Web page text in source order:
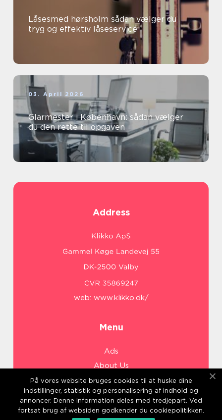
Låsesmed hørsholm sådan vælger du
tryg og effektiv låseservice
03. April 2026
Glarmester i København: sådan vælger
du den rette til opgaven
Address
web: www.klikko.dk/
Menu
Ads
About Us
Cookies
Contact
Sitemap
På vores website bruges cookies til at huske dine
indstillinger, statistik og personalisering af indhold og
annoncer. Denne information deles med tredjepart. Ved
fortsat brug af websiden godkender du cookiepolitikken.